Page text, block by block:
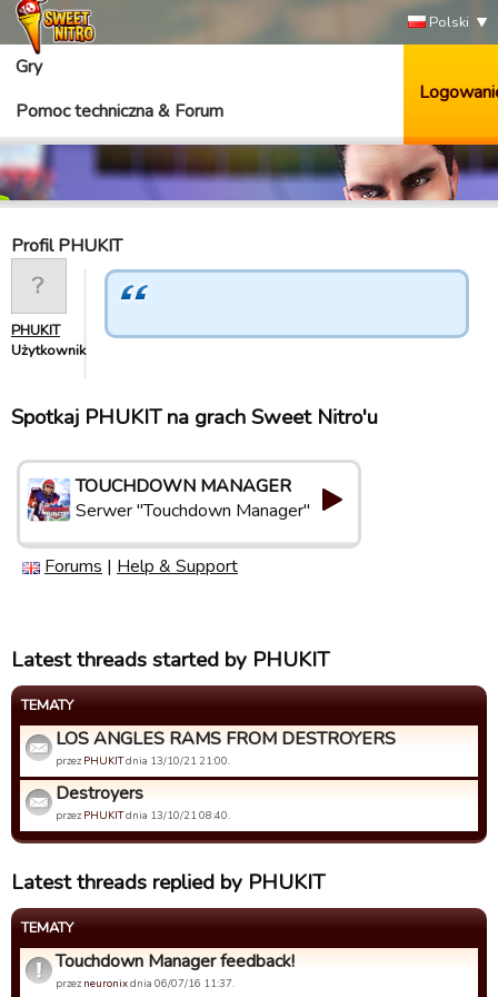
Polski
Gry
Pomoc techniczna & Forum
Profil PHUKIT
PHUKIT
Użytkownik
Spotkaj PHUKIT na grach Sweet Nitro'u
TOUCHDOWN MANAGER
Serwer "Touchdown Manager"
Forums | Help & Support
Latest threads started by PHUKIT
TEMATY
LOS ANGLES RAMS FROM DESTROYERS
przez PHUKITdnia 13/10/21 21:00.
Destroyers
przez PHUKITdnia 13/10/21 08:40.
Latest threads replied by PHUKIT
TEMATY
Touchdown Manager feedback!
przez neuronixdnia 06/07/16 11:37.